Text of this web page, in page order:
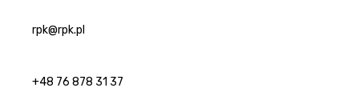
rpk@rpk.pl
+48 76 878 31 37